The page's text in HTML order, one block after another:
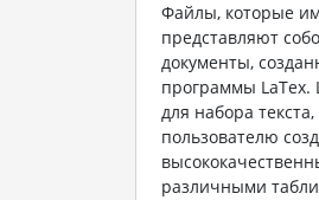
Файлы, которые
представляют
документы,
программы LaTex.
для набора
пользователю
различными